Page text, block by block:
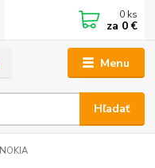
Menu
Hľadať
0 ks
za 0 €
NOKIA